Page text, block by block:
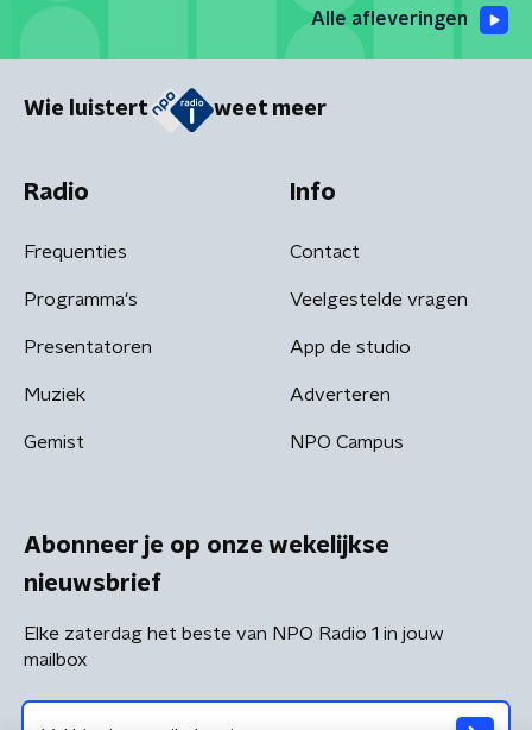
Alle afleveringen
Wie luistert weet meer
Radio
Frequenties
Programma's
Presentatoren
Muziek
Gemist
Info
Contact
Veelgestelde vragen
App de studio
Adverteren
NPO Campus
Abonneer je op onze wekelijkse
nieuwsbrief
Elke zaterdag het beste van NPO Radio 1 in jouw
mailbox